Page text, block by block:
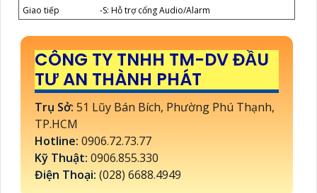
Giao tiếp
-S: Hỗ trợ cổng Audio/Alarm
CÔNG TY TNHH TM-DV ĐẦU
TƯ AN THÀNH PHÁT
Trụ Sở: 51 Lũy Bán Bích, Phường Phú Thạnh,
TP.HCM
Hotline: 0906.72.73.77
Kỹ Thuật: 0906.855.330
Điện Thoại: (028) 6688.4949